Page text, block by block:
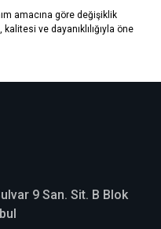
amacına göre değişiklik
ve dayanıklılığıyla öne
9 San. Sit. B Blok